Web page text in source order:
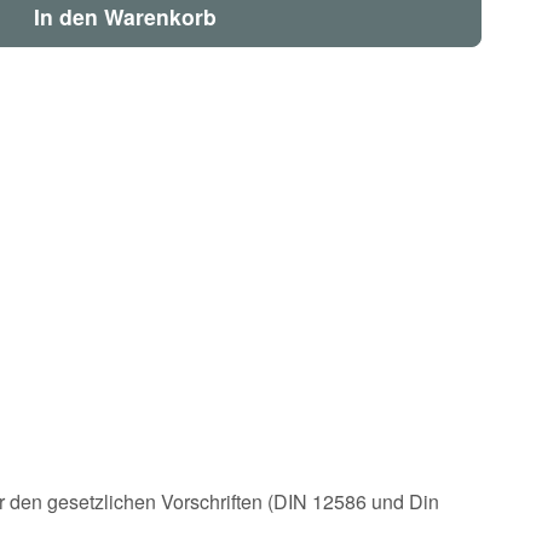
In den Warenkorb
gesetzlichen Vorschriften (DIN 12586 und Din